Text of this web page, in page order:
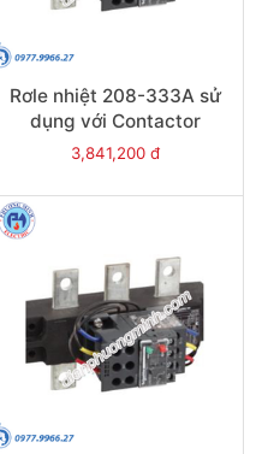
Rơle nhiệt 208-333A sử
dụng với Contactor
LC1E250-E400 - Model
3,841,200 đ